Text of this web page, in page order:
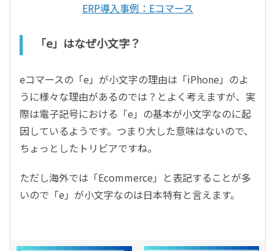
ERP導入事例：Eコマース
「e」はなぜ小文字？
eコマースの「e」が小文字の理由は「iPhone」のよ
うに様々な理由があるのでは？とよく考えますが、実
際は電子記号における「e」の基本が小文字なのに起
因しているようです。つまり大した意味はないので、
ちょっとしたトリビアですね。
ただし海外では「Ecommerce」と表記することが多
いので「e」が小文字なのは日本特有と言えます。